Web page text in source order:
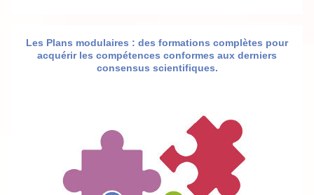
Les Plans modulaires : des formations complètes pour
acquérir les compétences conformes aux derniers
consensus scientifiques.